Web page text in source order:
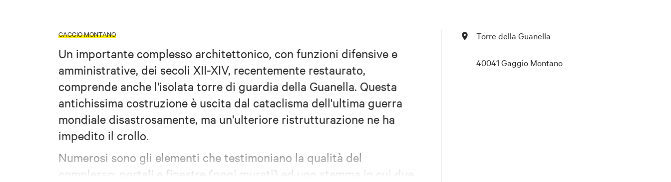
GAGGIO MONTANO
Un importante complesso architettonico, con funzioni difensive e
amministrative, dei secoli XII-XIV, recentemente restaurato,
comprende anche l'isolata torre di guardia della Guanella. Questa
antichissima costruzione è uscita dal cataclisma dell'ultima guerra
mondiale disastrosamente, ma un'ulteriore ristrutturazione ne ha
impedito il crollo.
Numerosi sono gli elementi che testimoniano la qualità del
complesso: portali e finestre (oggi murati) ed uno stemma in cui due
Torre della Guanella
40041 Gaggio Montano